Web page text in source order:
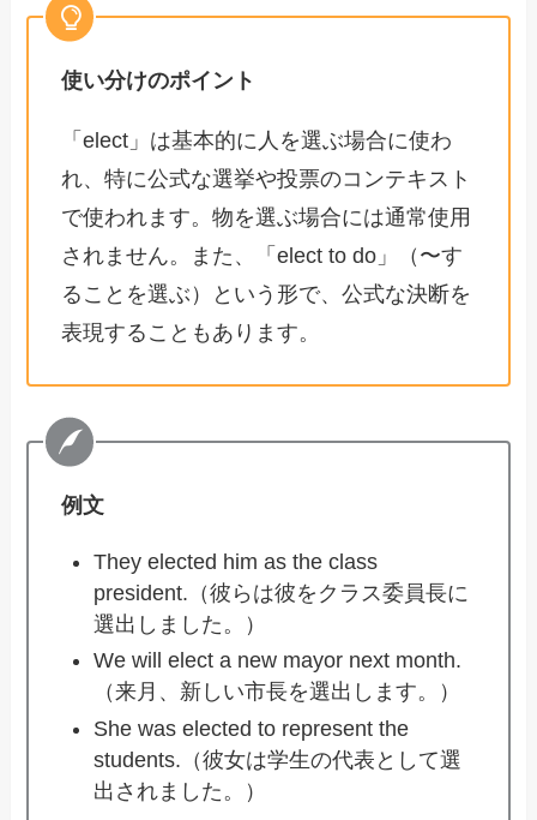
使い分けのポイント
「elect」は基本的に人を選ぶ場合に使わ
れ、特に公式な選挙や投票のコンテキスト
で使われます。物を選ぶ場合には通常使用
されません。また、「elect to do」（〜す
ることを選ぶ）という形で、公式な決断を
表現することもあります。
例文
They elected him as the class
president.（彼らは彼をクラス委員長に
選出しました。）
We will elect a new mayor next month.
（来月、新しい市長を選出します。）
She was elected to represent the
students.（彼女は学生の代表として選
出されました。）